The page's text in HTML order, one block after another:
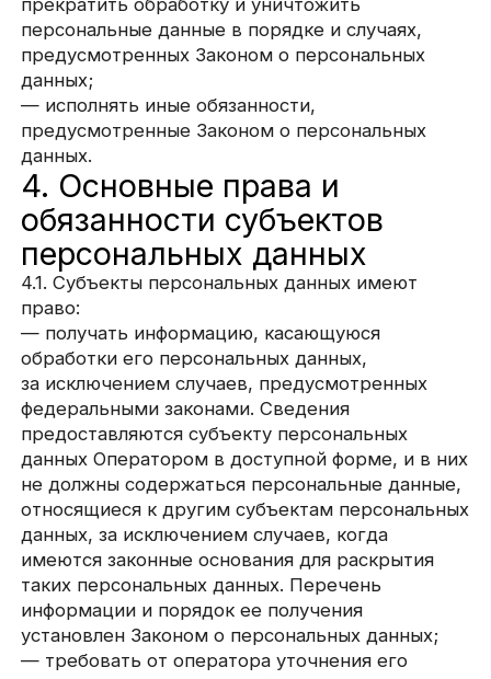
в целях продвижения на рынке товаров, работ
и услуг;
— на отзыв согласия на обработку
персональных данных, а также, на направление
требования о прекращении обработки
персональных данных;
— обжаловать в уполномоченный орган
по защите прав субъектов персональных
данных или в судебном порядке
неправомерные действия или бездействие
Оператора при обработке его персональных
— на осуществление иных прав,
предусмотренных законодательством РФ.
4.2. Субъекты персональных данных обязаны:
— предоставлять Оператору достоверные
данные о себе;
— сообщать Оператору об уточнении
(обновлении, изменении) своих персональных
данных.
4.3. Лица, передавшие Оператору
недостоверные сведения о себе, либо сведения
о другом субъекте персональных данных без
согласия последнего, несут ответственность
в соответствии с законодательством РФ.
5. Принципы обработки
персональных данных
5.1. Обработка персональных данных
осуществляется на законной и справедливой
основе.
5.2. Обработка персональных данных